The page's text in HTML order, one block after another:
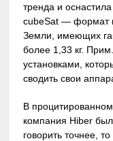
тренда и оснастила
cubeSat — формат
Земли, имеющих
более 1,33 кг.
установками,
сводить свои
В
компания Hiber
говорить точнее,